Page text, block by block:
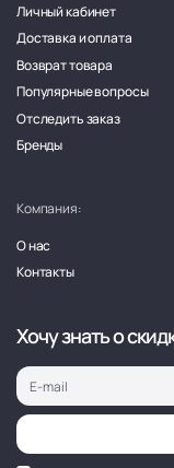
Личный кабинет
Доставка и оплата
Возврат товара
Популярные вопросы
Отследить заказ
Бренды
Компания:
О нас
Контакты
Хочу знать о